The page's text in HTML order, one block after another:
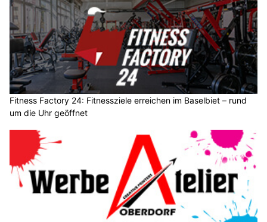
Fitness Factory 24: Fitnessziele erreichen im Baselbiet – rund
um die Uhr geöffnet